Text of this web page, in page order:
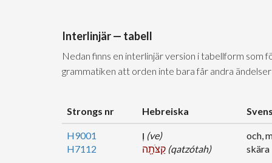
Interlinjär — tabell
Nedan finns en interlinjär version i tabellform som
grammatiken att orden inte bara får andra
Strongs nr Hebreiska
H9001
H7112
(ve)
(qatzótah)
och,
skära